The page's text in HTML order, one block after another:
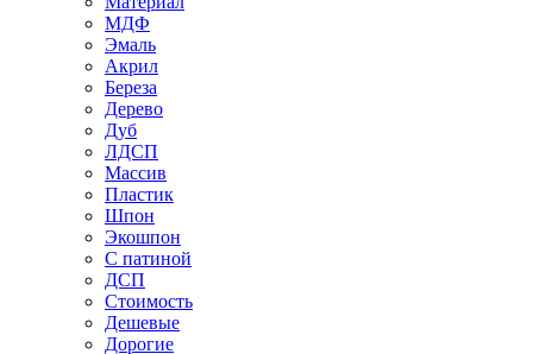
МДФ
Эмаль
Акрил
Береза
Дерево
Дуб
ЛДСП
Массив
Пластик
Шпон
Экошпон
С патиной
ДСП
Стоимость
Дешевые
Дорогие